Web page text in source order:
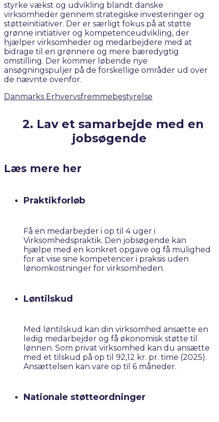
styrke vækst og udvikling blandt danske
virksomheder gennem strategiske investeringer og
støtteinitiativer. Der er særligt fokus på at støtte
grønne initiativer og kompetenceudvikling, der
hjælper virksomheder og medarbejdere med at
bidrage til en grønnere og mere bæredygtig
omstilling. Der kommer løbende nye
ansøgningspuljer på de forskellige områder ud over
de nævnte ovenfor.
Danmarks Erhvervsfremmebestyrelse
2. Lav et samarbejde med en
jobsøgende
Læs mere her
Praktikforløb
Få en medarbejder i op til 4 uger i
Virksomhedspraktik. Den jobsøgende kan
hjælpe med en konkret opgave og få mulighed
for at vise sine kompetencer i praksis uden
lønomkostninger for virksomheden.​
Løntilskud
Med løntilskud kan din virksomhed ansætte en
ledig medarbejder og få økonomisk støtte til
lønnen. Som privat virksomhed kan du ansætte
med et tilskud på op til 92,12 kr. pr. time (2025).
Ansættelsen kan vare op til 6 måneder.​
Nationale støtteordninger